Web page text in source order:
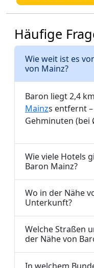
Häufige
Wie weit ist es
von Mainz?
Baron liegt 2,4
Mainzs entfernt
Gehminuten (bei
Wie viele Hotels
Baron Mainz?
Wo in der Nähe
Unterkunft?
Welche Straßen
der Nähe von
In welchem